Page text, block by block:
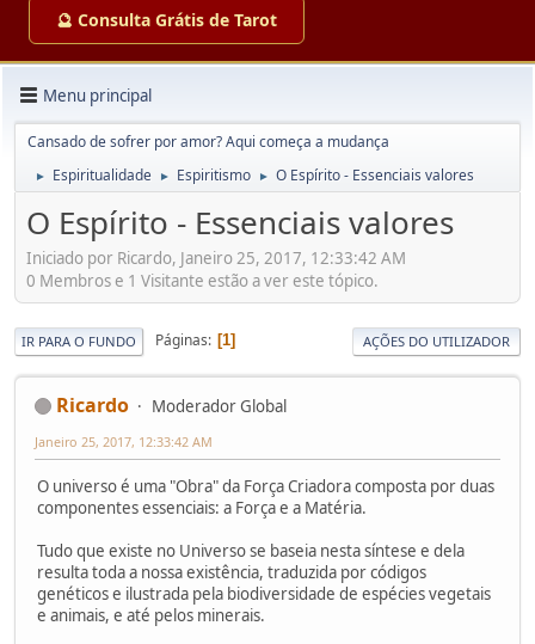
🔮 Consulta Grátis de Tarot
Menu principal
Cansado de sofrer por amor? Aqui começa a mudança
► Espiritualidade ► Espiritismo ► O Espírito - Essenciais valores
O Espírito - Essenciais valores
Iniciado por Ricardo, Janeiro 25, 2017, 12:33:42 AM
0 Membros e 1 Visitante estão a ver este tópico.
IR PARA O FUNDO Páginas 1 AÇÕES DO UTILIZADOR
Ricardo Moderador Global
Janeiro 25, 2017, 12:33:42 AM
O universo é uma "Obra" da Força Criadora composta por duas
componentes essenciais: a Força e a Matéria.
Tudo que existe no Universo se baseia nesta síntese e dela
resulta toda a nossa existência, traduzida por códigos
genéticos e ilustrada pela biodiversidade de espécies vegetais
e animais, e até pelos minerais.